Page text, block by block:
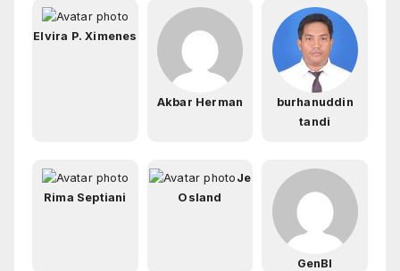
Elvira P. Ximenes
Akbar Herman
burhanuddin
tandi
Rima Septiani
Je
Osland
GenBI